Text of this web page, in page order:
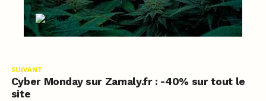
SUIVANT
Cyber Monday sur Zamaly.fr : -40% sur tout le
site